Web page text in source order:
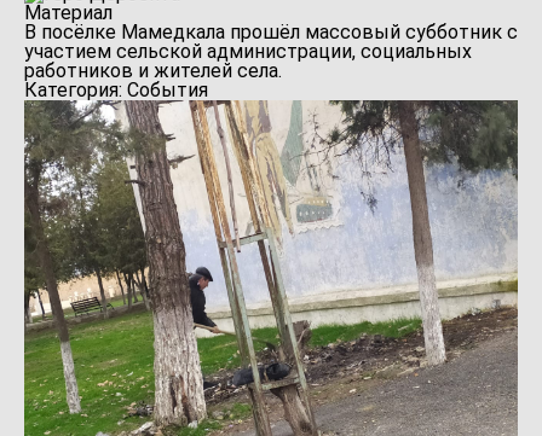
Материал
В посёлке Мамедкала прошёл массовый субботник с
участием сельской администрации, социальных
работников и жителей села.
Категория: События